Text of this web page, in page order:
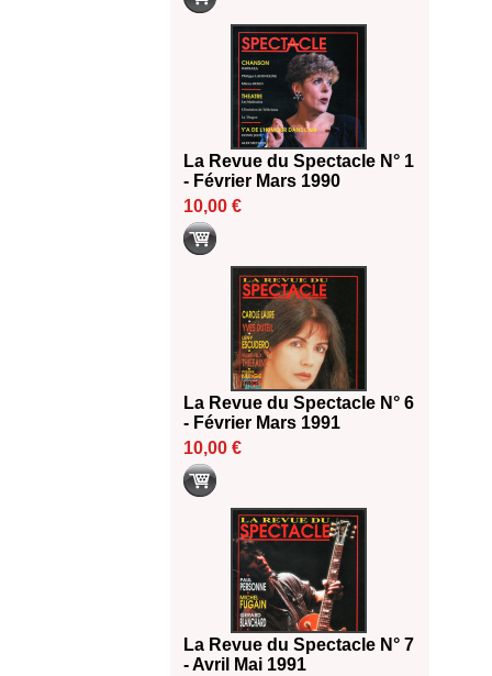
La Revue du Spectacle N° 1
- Février Mars 1990
10,00 €
La Revue du Spectacle N° 6
- Février Mars 1991
10,00 €
La Revue du Spectacle N° 7
- Avril Mai 1991